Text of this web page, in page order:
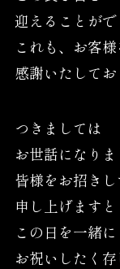
迎えることがで
これも、お客
感謝いたしてお
つきましては
お世話になりま
皆様をお招き
申し上げます
この日を一緒に
お祝いしたく存